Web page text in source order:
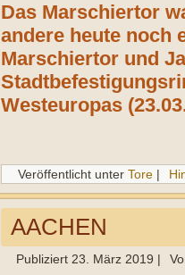
Das Marschiertor
andere heute noch
Marschiertor und
Westeuropas
Veröffentlicht unter Tore |
AACHEN
Publiziert 23. März 2019 |